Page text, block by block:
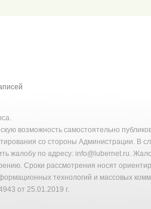
возможность самостоятельно
со стороны Администрации.
жалобу по адресу: info@lubernet.ru.
Сроки рассмотрения носят
технологий и массовых
от 25.01.2019 г.